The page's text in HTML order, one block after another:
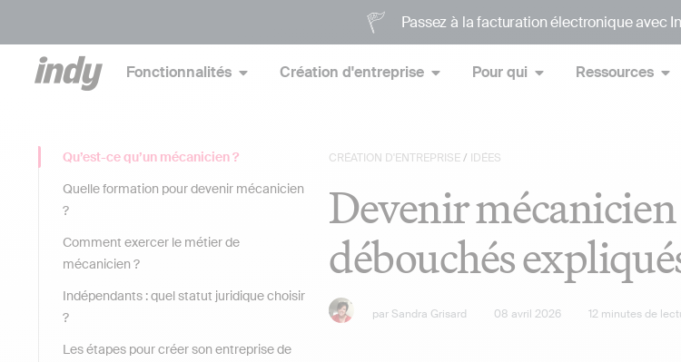
Passez à la facturation électronique avec
Fonctionnalités Création d'entreprise Pour qui Ressources
CRÉATION D'ENTREPRISE/ IDÉES
Devenir
débouchés
par Sandra Grisard 08 avril 2026 12 minutes de
Qu’est-ce qu’un mécanicien ?
Quelle formation pour devenir mécanicien
?
Comment exercer le métier de
mécanicien ?
Indépendants : quel statut juridique choisir
?
Les étapes pour créer son entreprise de